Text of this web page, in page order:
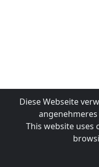
Diese Webseite
This website uses